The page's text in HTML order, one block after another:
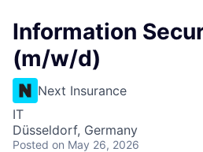
Information
(m/w/d)
Next Insurance
IT
Düsseldorf, Germany
Posted on May 26, 2026